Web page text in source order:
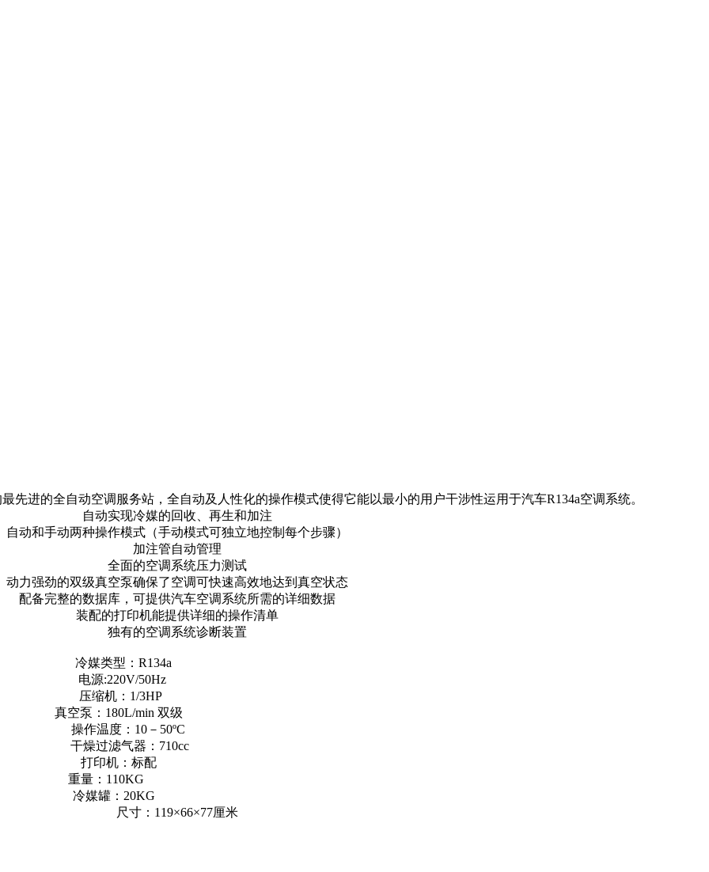
先进的全自动空调服务站，全自动及人性化的操作模式使得它能以最小的用户干涉性运用于汽车R134a空调系统。
自动实现冷媒的回收、再生和加注
自动和手动两种操作模式（手动模式可独立地控制每个步骤）
加注管自动管理
全面的空调系统压力测试
动力强劲的双级真空泵确保了空调可快速高效地达到真空状态
配备完整的数据库，可提供汽车空调系统所需的详细数据
装配的打印机能提供详细的操作清单
独有的空调系统诊断装置
冷媒类型：R134a
电源:220V/50Hz
压缩机：1/3HP
真空泵：180L/min 双级
操作温度：10－50ºC
干燥过滤气器：710cc
打印机：标配
重量：110KG
冷媒罐：20KG
尺寸：119×66×77厘米